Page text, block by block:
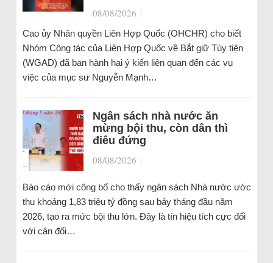
08/08/2026 |
Cao ủy Nhân quyền Liên Hợp Quốc (OHCHR) cho biết
Nhóm Công tác của Liên Hợp Quốc về Bắt giữ Tùy tiện
(WGAD) đã ban hành hai ý kiến liên quan đến các vụ
việc của mục sư Nguyễn Mạnh…
Ngân sách nhà nước ăn
mừng bội thu, còn dân thì
điêu đứng
08/08/2026 |
Báo cáo mới công bố cho thấy ngân sách Nhà nước ước
thu khoảng 1,83 triệu tỷ đồng sau bảy tháng đầu năm
2026, tạo ra mức bội thu lớn. Đây là tín hiệu tích cực đối
với cân đối…